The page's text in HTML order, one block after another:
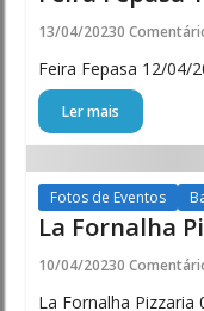
13/04/20230
Feira Fepasa 12/04/
Ler mais
Fotos de Eventos
La Fornalha
10/04/20230
La Fornalha Pizzaria